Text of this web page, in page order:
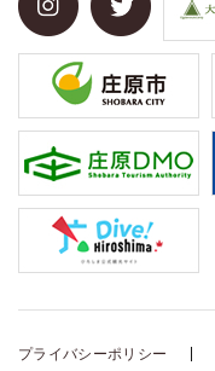
プライバシーポリシー